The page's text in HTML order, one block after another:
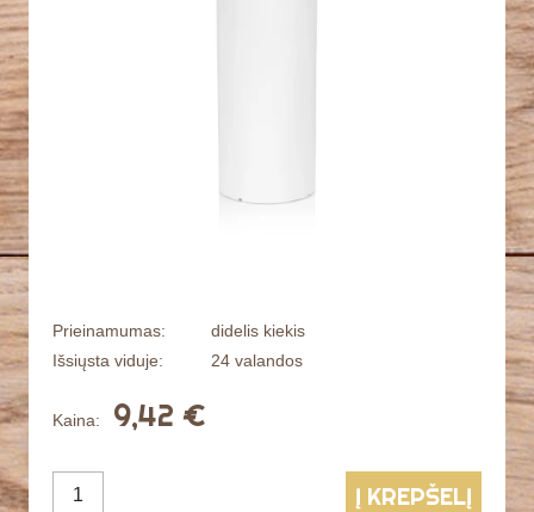
Prieinamumas:
didelis kiekis
Išsiųsta viduje:
24 valandos
Kaina: 9,42 €
Į KREPŠELĮ